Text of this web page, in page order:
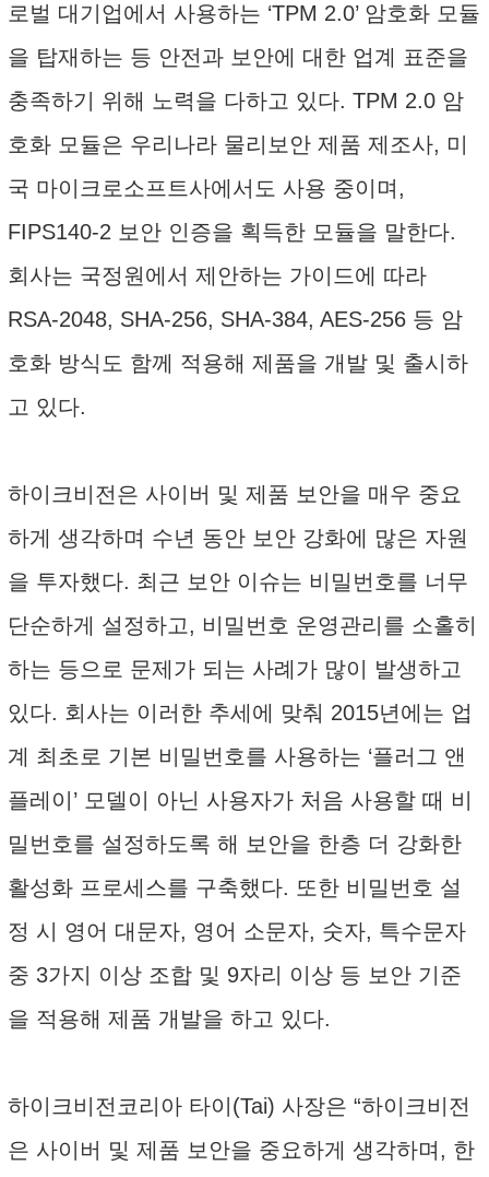
로벌 대기업에서 사용하는 ‘TPM 2.0’ 암호화 모듈
을 탑재하는 등 안전과 보안에 대한 업계 표준을
충족하기 위해 노력을 다하고 있다. TPM 2.0 암
호화 모듈은 우리나라 물리보안 제품 제조사, 미
국 마이크로소프트사에서도 사용 중이며,
FIPS140-2 보안 인증을 획득한 모듈을 말한다.
회사는 국정원에서 제안하는 가이드에 따라
RSA-2048, SHA-256, SHA-384, AES-256 등 암
호화 방식도 함께 적용해 제품을 개발 및 출시하
고 있다.
하이크비전은 사이버 및 제품 보안을 매우 중요
하게 생각하며 수년 동안 보안 강화에 많은 자원
을 투자했다. 최근 보안 이슈는 비밀번호를 너무
단순하게 설정하고, 비밀번호 운영관리를 소홀히
하는 등으로 문제가 되는 사례가 많이 발생하고
있다. 회사는 이러한 추세에 맞춰 2015년에는 업
계 최초로 기본 비밀번호를 사용하는 ‘플러그 앤
플레이’ 모델이 아닌 사용자가 처음 사용할 때 비
밀번호를 설정하도록 해 보안을 한층 더 강화한
활성화 프로세스를 구축했다. 또한 비밀번호 설
정 시 영어 대문자, 영어 소문자, 숫자, 특수문자
중 3가지 이상 조합 및 9자리 이상 등 보안 기준
을 적용해 제품 개발을 하고 있다.
하이크비전코리아 타이(Tai) 사장은 “하이크비전
은 사이버 및 제품 보안을 중요하게 생각하며, 한